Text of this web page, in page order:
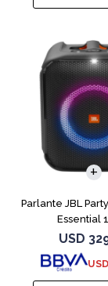
Parlante JBL
Essential
USD
USD